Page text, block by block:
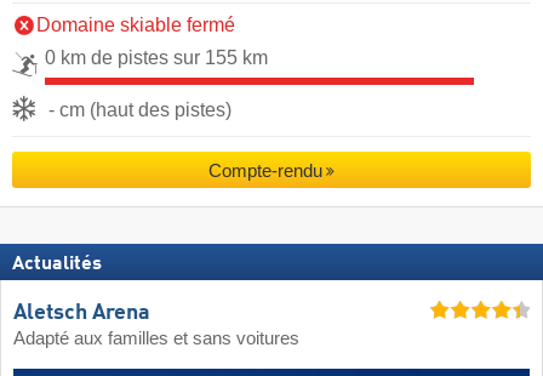
Domaine skiable fermé
0 km de pistes sur 155 km
- cm (haut des pistes)
Compte-rendu
Actualités
Aletsch Arena
Adapté aux familles et sans voitures